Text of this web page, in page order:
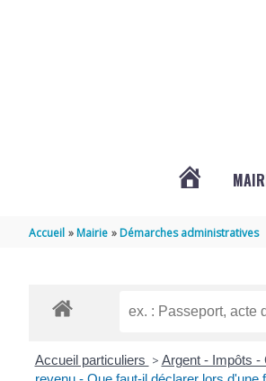
MARSILLY
Accueil Mairie Démarches administratives
Accueil particuliers > Argent - Impôts -